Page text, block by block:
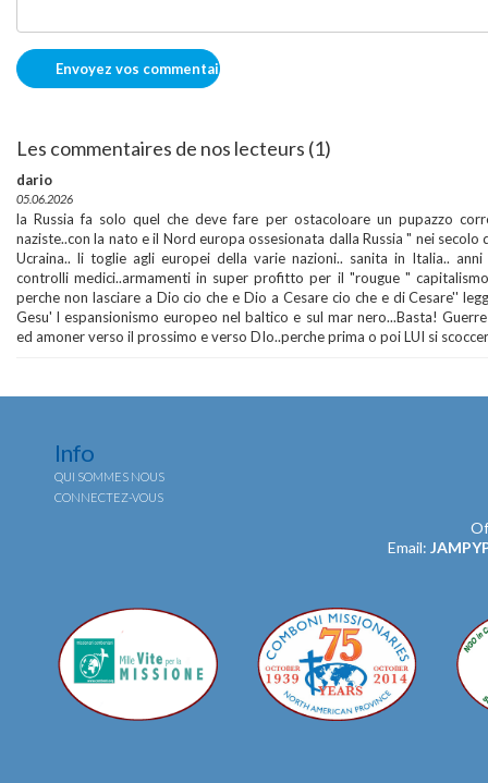
Les commentaires de nos lecteurs (1)
dario
05.06.2026
la Russia fa solo quel che deve fare per ostacoloare un pupazzo
naziste..con la nato e il Nord europa ossesionata dalla Russia " nei secolo
Ucraina.. li toglie agli europei della varie nazioni.. sanita in Italia..
controlli medici..armamenti in super profitto per il "rougue "
perche non lasciare a Dio cio che e Dio a Cesare cio che e di Cesare''
Gesu' l espansionismo europeo nel baltico e sul mar nero...Basta!
ed amoner verso il prossimo e verso DIo..perche prima o poi LUI si
Info
QUI SOMMES NOUS
CONNECTEZ-VOUS
Email: